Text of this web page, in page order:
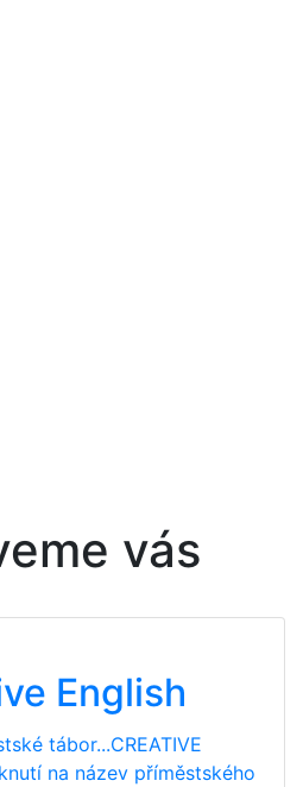
vás
English
tábor...CREATIVE
na název příměstského